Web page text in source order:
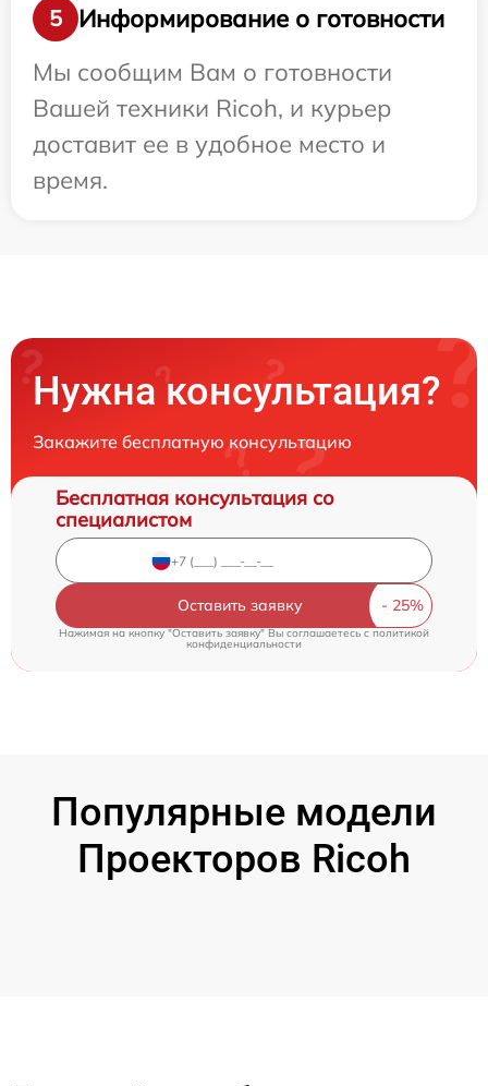
5
Информирование о готовности
Мы сообщим Вам о готовности
Вашей техники Ricoh, и курьер
доставит ее в удобное место и
время.
Нужна консультация?
Закажите бесплатную консультацию
Бесплатная консультация со
специалистом
Оставить заявку
Нажимая на кнопку "Оставить заявку" Вы соглашаетесь c политикой
конфиденциальности
Популярные модели
Проекторов Ricoh